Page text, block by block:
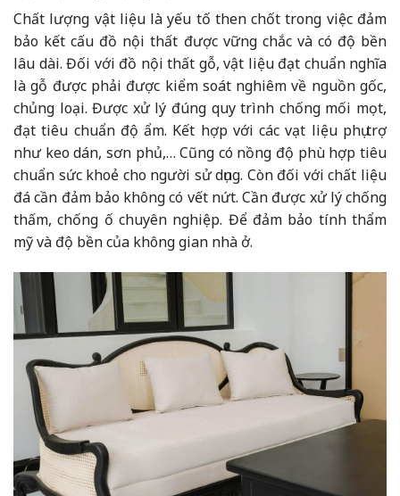
Chất lượng vật liệu là yếu tố then chốt trong việc đảm
bảo kết cấu đồ nội thất được vững chắc và có độ bền
lâu dài. Đối với đồ nội thất gỗ, vật liệu đạt chuẩn nghĩa
là gỗ được phải được kiểm soát nghiêm về nguồn gốc,
chủng loại. Được xử lý đúng quy trình chống mối mọt,
đạt tiêu chuẩn độ ẩm. Kết hợp với các vạt liệu phụ trợ
như keo dán, sơn phủ,… Cũng có nồng độ phù hợp tiêu
chuẩn sức khoẻ cho người sử dụng. Còn đối với chất liệu
đá cần đảm bảo không có vết nứt. Cần được xử lý chống
thấm, chống ố chuyên nghiệp. Để đảm bảo tính thẩm
mỹ và độ bền của không gian nhà ở.